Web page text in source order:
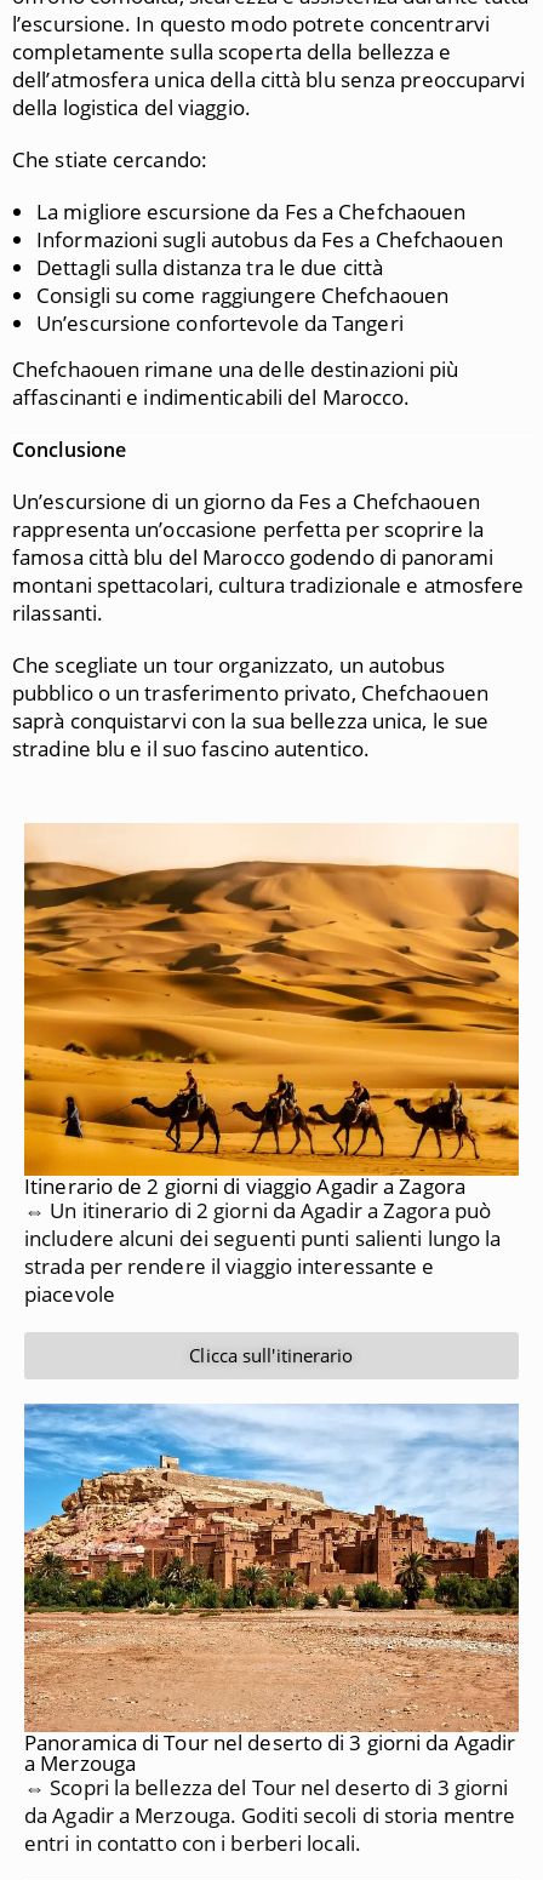
l’escursione. In questo modo potrete concentrarvi
completamente sulla scoperta della bellezza e
dell’atmosfera unica della città blu senza preoccuparvi
della logistica del viaggio.
Che stiate cercando:
La migliore escursione da Fes a Chefchaouen
Informazioni sugli autobus da Fes a Chefchaouen
Dettagli sulla distanza tra le due città
Consigli su come raggiungere Chefchaouen
Un’escursione confortevole da Tangeri
Chefchaouen rimane una delle destinazioni più
affascinanti e indimenticabili del Marocco.
Conclusione
Un’escursione di un giorno da Fesa Chefchaouen
rappresenta un’occasione perfetta per scoprire la
famosa città blu del Marocco godendo di panorami
montani spettacolari, cultura tradizionale e atmosfere
rilassanti.
Che scegliate un tour organizzato, un autobus
pubblico o un trasferimento privato, Chefchaouen
saprà conquistarvi con la sua bellezza unica, le sue
stradine blu e il suo fascino autentico.
Itinerario de 2 giorni di viaggio Agadir a Zagora
⇔ Un itinerario di 2 giorni da Agadir a Zagora può
includere alcuni dei seguenti punti salienti lungo la
strada per rendere il viaggio interessante e
piacevole
Clicca sull'itinerario
Panoramica di Tour nel deserto di 3 giorni da Agadir
a Merzouga
⇔ Scopri la bellezza del Tour nel deserto di 3 giorni
da Agadir a Merzouga. Goditi secoli di storia mentre
entri in contatto con i berberi locali.